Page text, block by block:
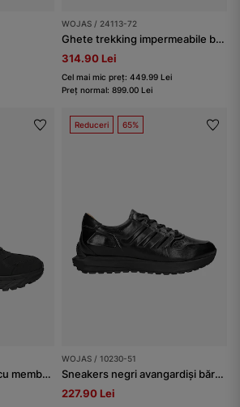
WOJAS / 24113-72
Ghete trekking impermeabile barbati din nubuc
314.90 Lei
Cel mai mic preț: 449.99 Lei
Preț normal: 899.00 Lei
Ghete înalte trekking cu membrană impermeabilă bărbați
Reduceri 65%
WOJAS / 10230-51
Sneakers negri avangardiși bărbați
227.90 Lei